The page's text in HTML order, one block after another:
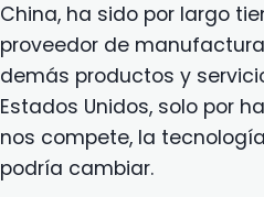
China, ha sido por largo
proveedor de
demás productos y
Estados Unidos, solo por
nos compete, la
podría cambiar.